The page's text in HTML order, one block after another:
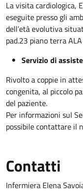
La visita cardiologica,
eseguite presso gli
dell’età evolutiva
pad.23 piano terra
Servizio di
Rivolto a coppie in
congenita, al piccolo
del paziente.
Per informazioni sul
possibile contattare il
Contatti
Infermiera Elena